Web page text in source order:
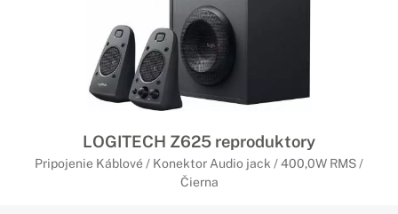
LOGITECH Z625 reproduktory
Pripojenie Káblové / Konektor Audio jack / 400,0W RMS /
Čierna